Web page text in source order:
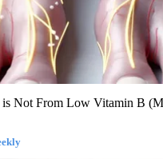
Not From Low Vitamin B